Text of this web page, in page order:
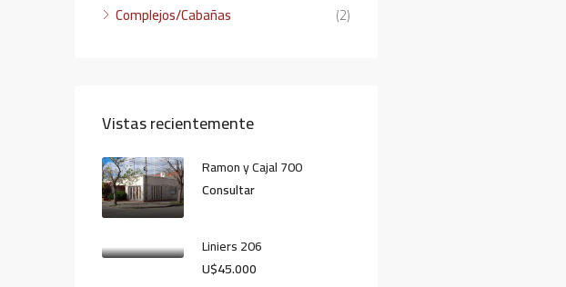
Complejos/Cabañas
(2)
Vistas recientemente
Ramon y Cajal 700
Consultar
Liniers 206
U$45.000